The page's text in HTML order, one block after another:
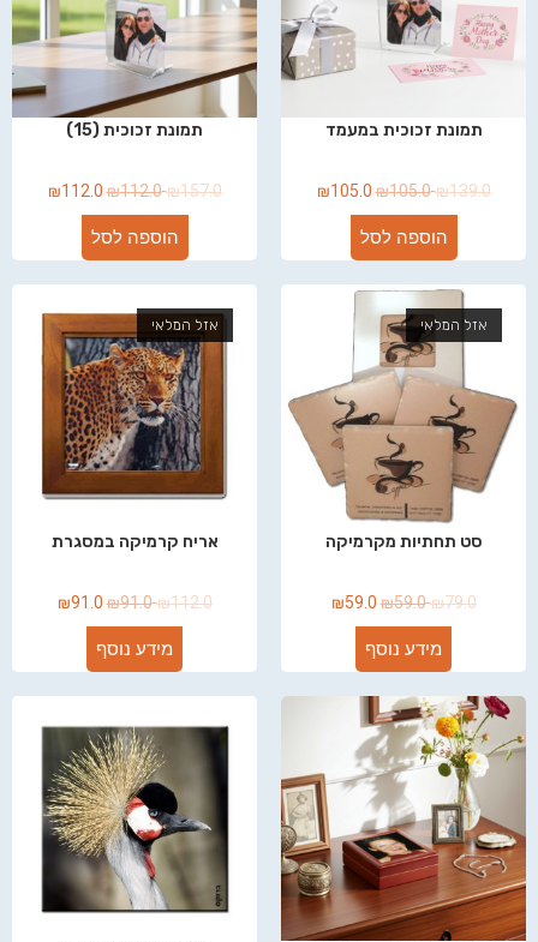
תמונת זכוכית במעמד
₪139.0
₪105.0
₪105.0
הוספה לסל
תמונת זכוכית (15)
₪157.0
₪112.0
₪112.0
הוספה לסל
אזל המלאי
סט תחתיות מקרמיקה
₪79.0
₪59.0
₪59.0
מידע נוסף
אזל המלאי
אריח קרמיקה במסגרת
₪112.0
₪91.0
₪91.0
מידע נוסף